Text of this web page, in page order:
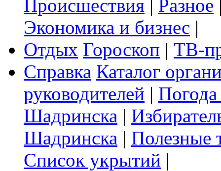
Происшествия | Разное
Экономика и бизнес |
Отдых Гороскоп | ТВ-
Справка Каталог
руководителей |
Шадринска |
Шадринска | Полезные
Список укрытий |